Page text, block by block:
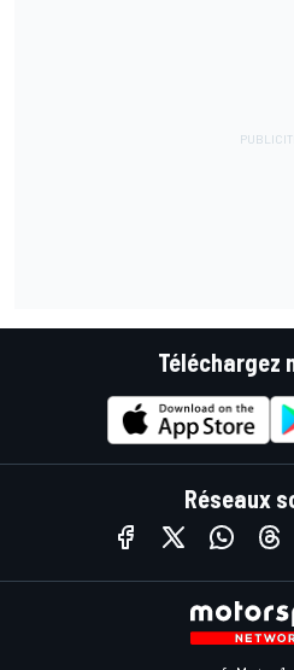
Téléchargez
Réseaux